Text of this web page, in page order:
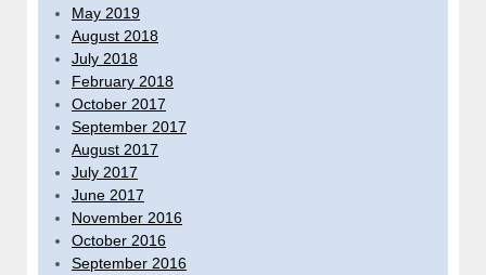
May 2019
August 2018
July 2018
February 2018
October 2017
September 2017
August 2017
July 2017
June 2017
November 2016
October 2016
September 2016